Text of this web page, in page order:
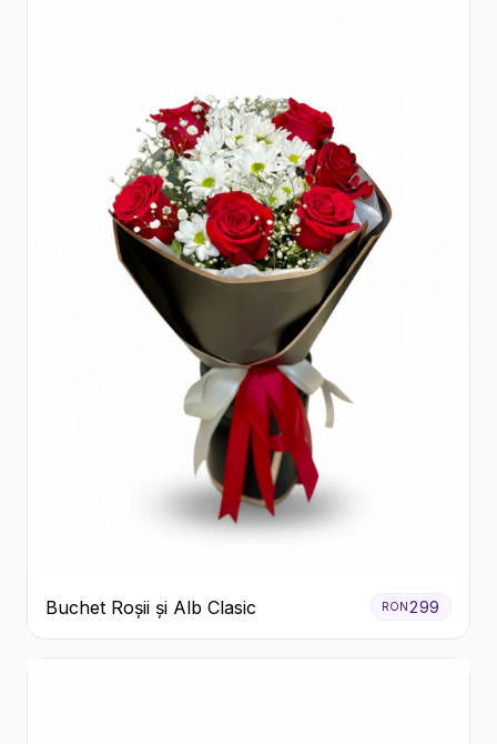
Buchet Roșii și Alb Clasic RON 299